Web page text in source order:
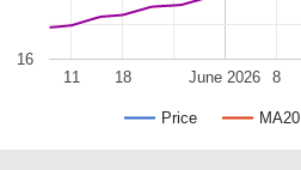
Price MA20
June 2026
11 18 8
16